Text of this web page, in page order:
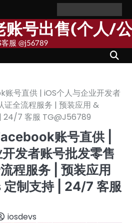
AccountAccount
果
个
人
果
公
司
发
者
账号出售(个人/
客服 @j56789
号直供 | iOS个人与企业开发者
证全流程服务 | 预装应用 &
24/7 客服 TG@J56789
账号直供 |
发者账号批发零售
程服务 | 预装应用
制支持 | 24/7 客服
iosdevs